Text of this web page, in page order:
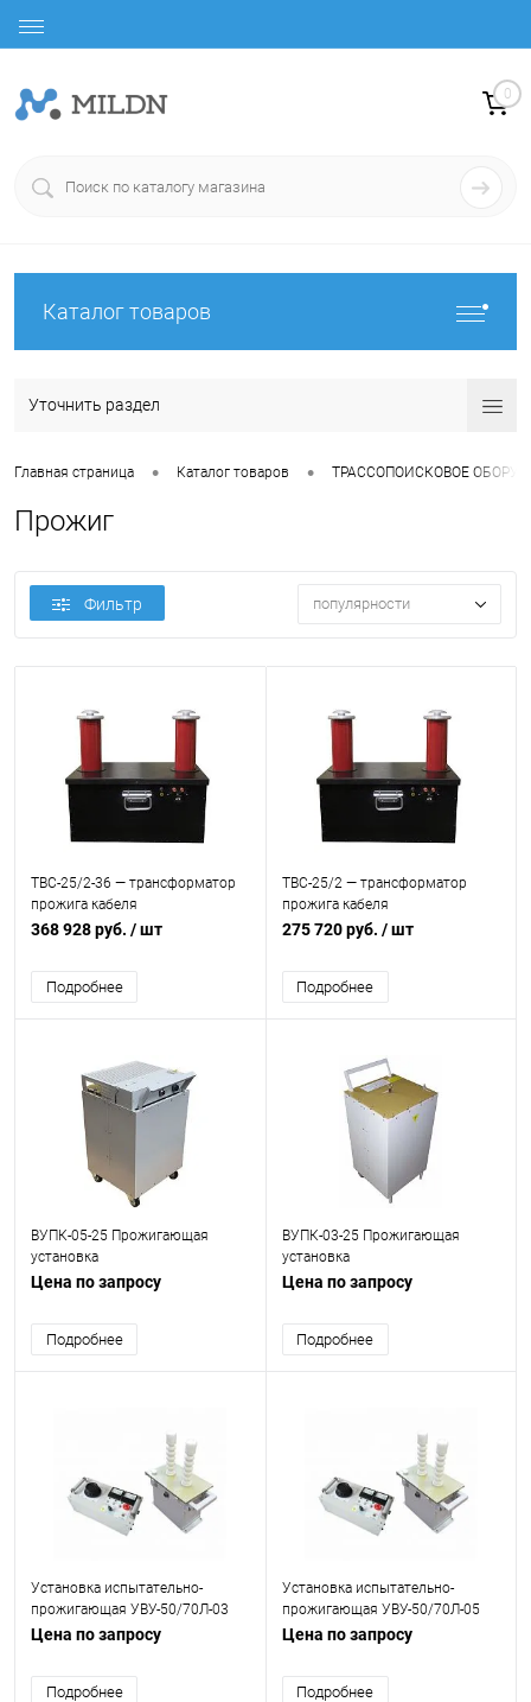
0
Каталог товаров
Уточнить раздел
Главная страница • Каталог товаров • ТРАССОПОИСКОВОЕ
Прожиг
Фильтр популярности
ТВС-25/2-36 — трансформатор
прожига кабеля
368 928 руб. / шт
Подробнее
ТВС-25/2 — трансформатор
прожига кабеля
275 720 руб. / шт
Подробнее
ВУПК-05-25 Прожигающая
установка
Цена по запросу
Подробнее
ВУПК-03-25 Прожигающая
установка
Цена по запросу
Подробнее
Установка испытательно-
прожигающая УВУ-50/70Л-03
Цена по запросу
Подробнее
Установка испытательно-
прожигающая УВУ-50/70Л-05
Цена по запросу
Подробнее